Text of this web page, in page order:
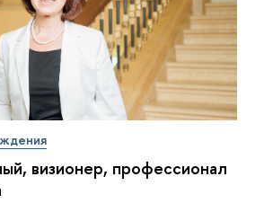
визионер, про­фес­си­о­нал